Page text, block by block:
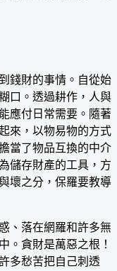
財的事情。自從始
口。透過耕作，人與
應付日常需要。隨著
來，以物易物的方式
當了物品互換的中介
儲存財產的工具，方
壞之分，保羅要教導
落在網羅和許多無
。貪財是萬惡之根！
多愁苦把自己刺透